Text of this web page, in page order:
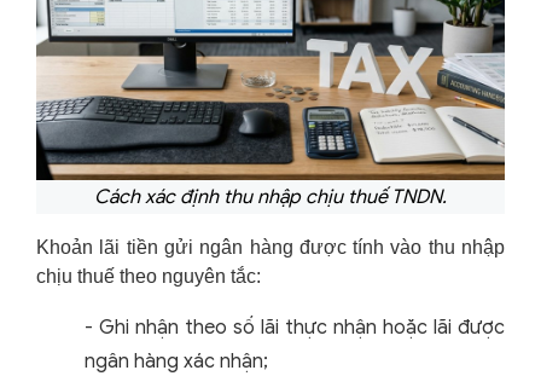
Cách xác định thu nhập chịu thuế TNDN.
Khoản lãi tiền gửi ngân hàng được tính vào thu nhập
chịu thuế theo nguyên tắc:
- Ghi nhận theo số lãi thực nhận hoặc lãi được
ngân hàng xác nhận;